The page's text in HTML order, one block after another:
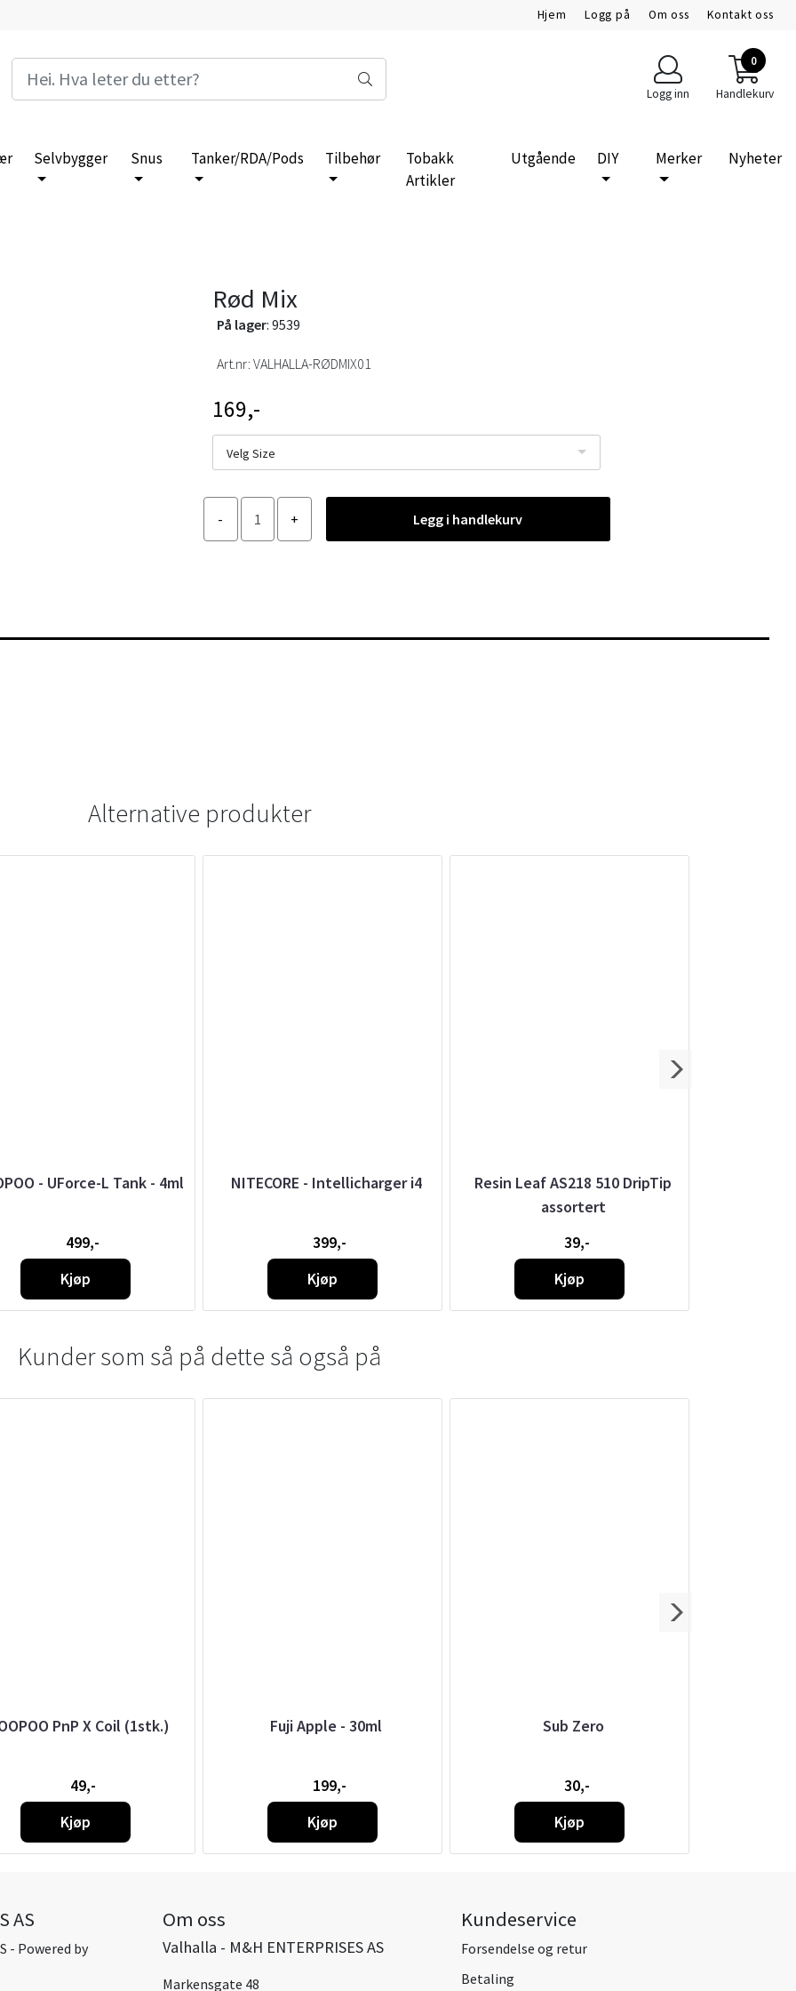
Hjem Logg på Om oss Kontakt oss
Logg inn
0
Handlekurv
Selvbygger Snus Tanker/RDA/Pods Tilbehør
Tobakk
Artikler
Utgående DIY Merker Nyheter
Rød Mix
På lager: 9539
Art.nr: VALHALLA-RØDMIX01
169,-
Velg Size
Legg i handlekurv
Alternative produkter
- UForce-L Tank - 4ml
499,-
Kjøp
NITECORE - Intellicharger i4
399,-
Kjøp
Resin Leaf AS218 510 DripTip
assortert
39,-
Kjøp
Kunder som så på dette så også på
PnP X Coil (1stk.)
49,-
Kjøp
Fuji Apple - 30ml
199,-
Kjøp
Sub Zero
30,-
Kjøp
AS
- Powered by
Om oss
Valhalla - M&H ENTERPRISES AS
Markensgate 48
Kundeservice
Forsendelse og retur
Betaling